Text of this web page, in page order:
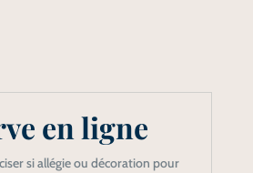
en ligne
si allégie ou décoration pour